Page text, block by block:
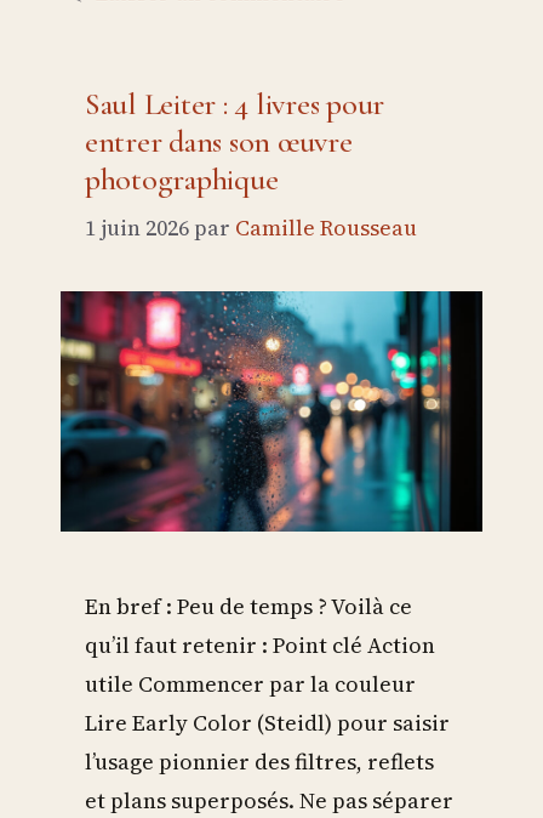
Saul Leiter : 4 livres pour
entrer dans son œuvre
photographique
1 juin 2026 par Camille Rousseau
En bref : Peu de temps ? Voilà ce
qu’il faut retenir : Point clé Action
utile Commencer par la couleur
Lire Early Color (Steidl) pour saisir
l’usage pionnier des filtres, reflets
et plans superposés. Ne pas séparer